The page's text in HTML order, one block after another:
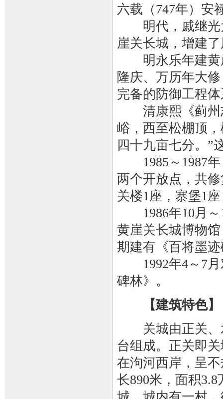
六载（747年）安
明代，戚继光
崖关长城，增建
明永乐年建黄
隆庆、万历年大
完备的防御工程
清康熙《蓟州
峪，西至松棚顶
四十九亩七分。”
1985～1987年
两个开放点，共
关楼1座，寨堡1
1986年10月～
黄崖关长城博物
期建有《百将墨
1992年4～7月
碑林》。
【建筑特色】
关城由正关、
台组成。正关即
在泃河西岸，呈
长890米，面积